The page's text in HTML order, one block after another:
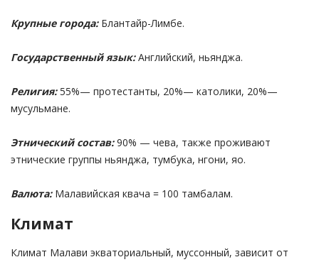
Крупные города: Блантайр-Лимбе.
Государственный язык:Английский, ньянджа.
Религия:55%— протестанты, 20%— католики, 20%—
мусульмане.
Этнический состав:90% — чева, также проживают
этнические группы ньянджа, тумбука, нгони, яо.
Валюта:Малавийская квача = 100 тамбалам.
Климат
Климат Малави экваториальный, муссонный, зависит от